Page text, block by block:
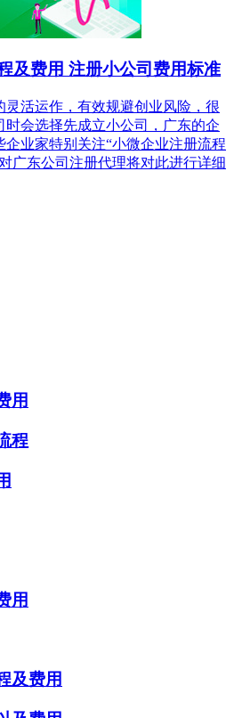
及费用 注册小公司费用标准
灵活运作，有效规避创业风险，很
时会选择先成立小公司，广东的企
企业家特别关注“小微企业注册流程
广东公司注册代理将对此进行详细
用
程
用
及费用